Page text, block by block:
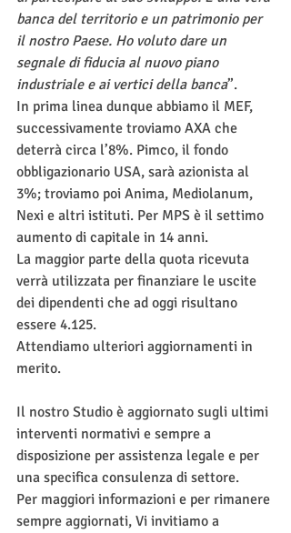
banca del territorio e un patrimonio per
il nostro Paese. Ho voluto dare un
segnale di fiducia al nuovo piano
industriale e ai vertici della banca”.
In prima linea dunque abbiamo il MEF,
successivamente troviamo AXA che
deterrà circa l’8%. Pimco, il fondo
obbligazionario USA, sarà azionista al
3%; troviamo poi Anima, Mediolanum,
Nexi e altri istituti. Per MPS è il settimo
aumento di capitale in 14 anni.
La maggior parte della quota ricevuta
verrà utilizzata per finanziare le uscite
dei dipendenti che ad oggi risultano
essere 4.125.
Attendiamo ulteriori aggiornamenti in
merito.
Il nostro Studio è aggiornato sugli ultimi
interventi normativi e sempre a
disposizione per assistenza legale e per
una specifica consulenza di settore.
Per maggiori informazioni e per rimanere
sempre aggiornati, Vi invitiamo a